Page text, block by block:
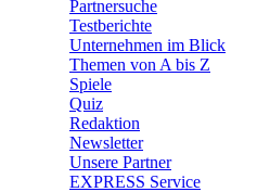
Partnersuche
Testberichte
Unternehmen im Blick
Themen von A bis Z
Spiele
Quiz
Redaktion
Newsletter
Unsere Partner
EXPRESS Service